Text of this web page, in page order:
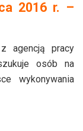
2016 r. –
agencją pracy
osób na
wykonywania